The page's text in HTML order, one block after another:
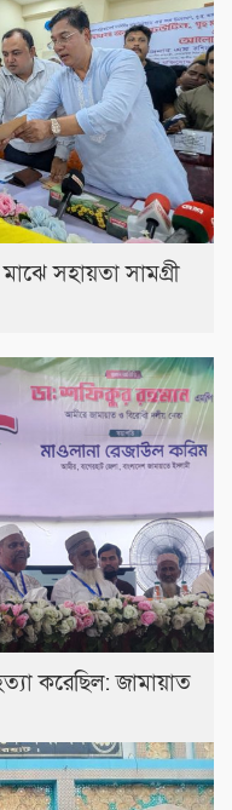
সহায়তা সামগ্রী
করেছিল: জামায়াত